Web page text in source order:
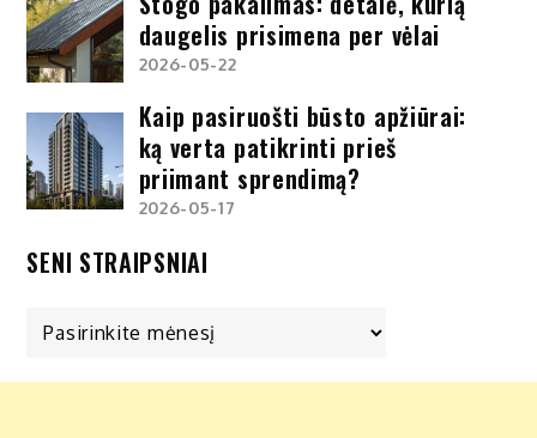
daugelis prisimena per vėlai
2026-05-22
Kaip pasiruošti būsto apžiūrai:
ką verta patikrinti prieš
priimant sprendimą?
2026-05-17
SENI STRAIPSNIAI